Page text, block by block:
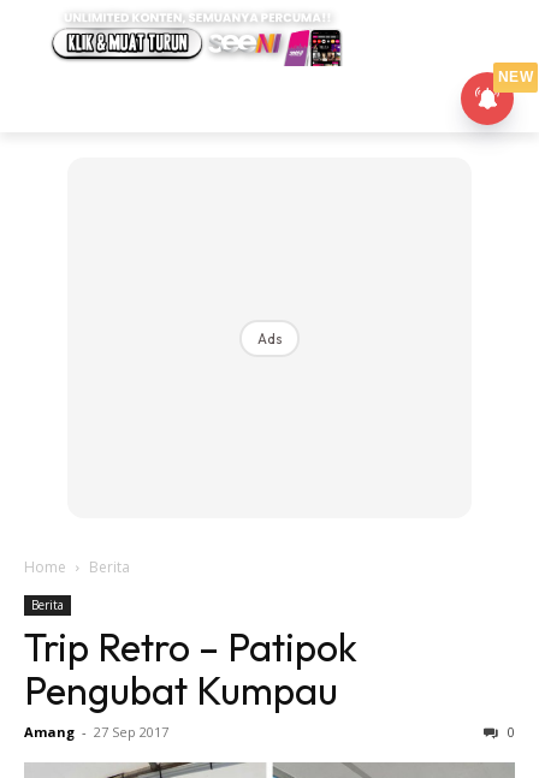
Ads
Home Berita
Berita
Trip Retro – Patipok
Pengubat Kumpau
Amang - 27 Sep 2017 0
NEW